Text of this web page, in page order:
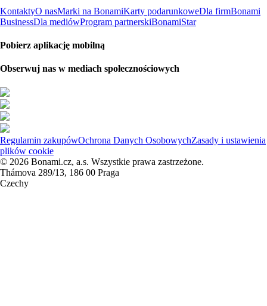
KontaktyO nasMarki na BonamiKarty podarunkoweDla firmBonami
BusinessDla mediówProgram partnerskiBonamiStar
Pobierz aplikację mobilną
Obserwuj nas w mediach społecznościowych
Regulamin zakupówOchrona Danych OsobowychZasady i ustawienia
plików cookie
© 2026 Bonami.cz, a.s. Wszystkie prawa zastrzeżone.
Thámova 289/13, 186 00 Praga
Czechy